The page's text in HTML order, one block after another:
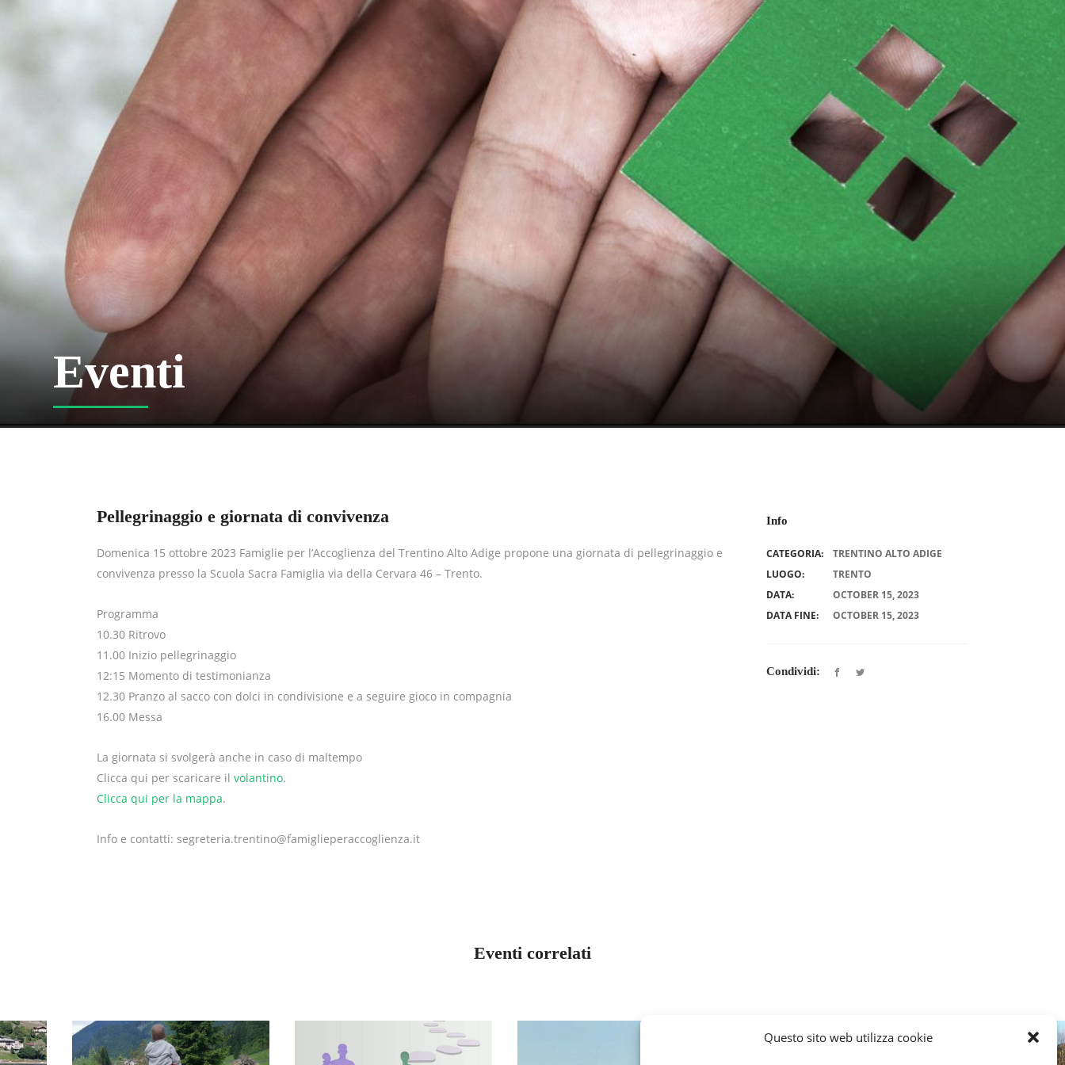
Questo sito web utilizza cookie
Eventi
Pellegrinaggio e giornata di convivenza Info
Domenica 15 ottobre 2023 Famiglie per l’Accoglienza del Trentino Alto Adige propone una giornata di pellegrinaggio e
convivenza presso la Scuola Sacra Famiglia via della Cervara 46 – Trento.
Programma
10.30 Ritrovo
11.00 Inizio pellegrinaggio
12:15 Momento di testimonianza
12.30 Pranzo al sacco con dolci in condivisione e a seguire gioco in compagnia
16.00 Messa
La giornata si svolgerà anche in caso di maltempo
Clicca qui per scaricare il volantino.
Clicca qui per la mappa.
Info e contatti: segreteria.trentino@famiglieperaccoglienza.it
CATEGORIA:
TRENTINO ALTO ADIGE
LUOGO:
TRENTO
DATA:
OCTOBER 15, 2023
DATA FINE:
OCTOBER 15, 2023
Condividi:
Eventi correlati
TRENTINO ALTO ADIGE